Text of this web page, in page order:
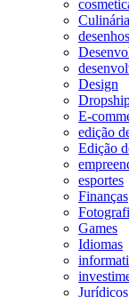
Culinária
desenhos
Design
E-
edição
Edição
esportes
Finanças
Games
Idiomas
Jurídicos